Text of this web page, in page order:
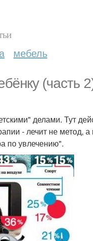
мебель
(часть
делами. Тут
- лечит не метод, а
по увлечению".